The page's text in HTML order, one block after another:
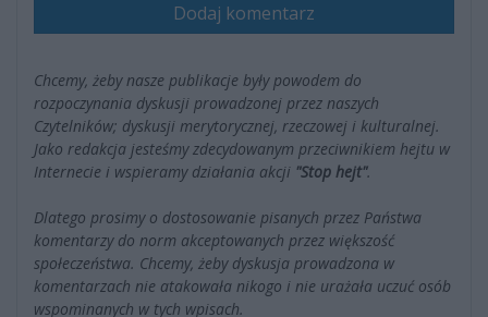
Dodaj komentarz
Chcemy, żeby nasze publikacje były powodem do
rozpoczynania dyskusji prowadzonej przez naszych
Czytelników; dyskusji merytorycznej, rzeczowej i kulturalnej.
Jako redakcja jesteśmy zdecydowanym przeciwnikiem hejtu w
Internecie i wspieramy działania akcji "Stop hejt".
Dlatego prosimy o dostosowanie pisanych przez Państwa
komentarzy do norm akceptowanych przez większość
społeczeństwa. Chcemy, żeby dyskusja prowadzona w
komentarzach nie atakowała nikogo i nie urażała uczuć osób
wspominanych w tych wpisach.